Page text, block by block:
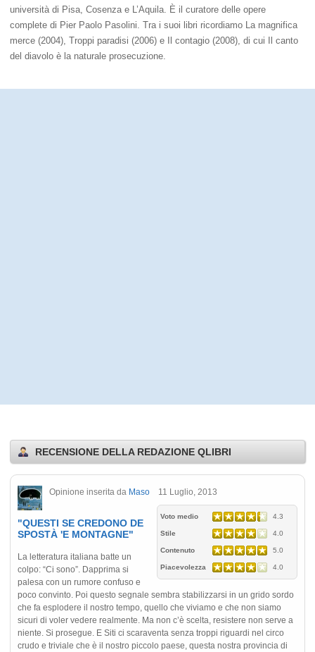
università di Pisa, Cosenza e L’Aquila. È il curatore delle opere
complete di Pier Paolo Pasolini. Tra i suoi libri ricordiamo La magnifica
merce (2004), Troppi paradisi (2006) e Il contagio (2008), di cui Il canto
del diavolo è la naturale prosecuzione.
RECENSIONE DELLA REDAZIONE QLIBRI
Opinione inserita da Maso 11 Luglio, 2013
Voto medio 4.3
Stile 4.0
Contenuto 5.0
Piacevolezza 4.0
"QUESTI SE CREDONO DE
SPOSTÀ 'E MONTAGNE"
La letteratura italiana batte un
colpo: “Ci sono”. Dapprima si
palesa con un rumore confuso e
poco convinto. Poi questo segnale sembra stabilizzarsi in un grido sordo
che fa esplodere il nostro tempo, quello che viviamo e che non siamo
sicuri di voler vedere realmente. Ma non c’è scelta, resistere non serve a
niente. Si prosegue. E Siti ci scaraventa senza troppi riguardi nel circo
crudo e triviale che è il nostro piccolo paese, questa nostra provincia di